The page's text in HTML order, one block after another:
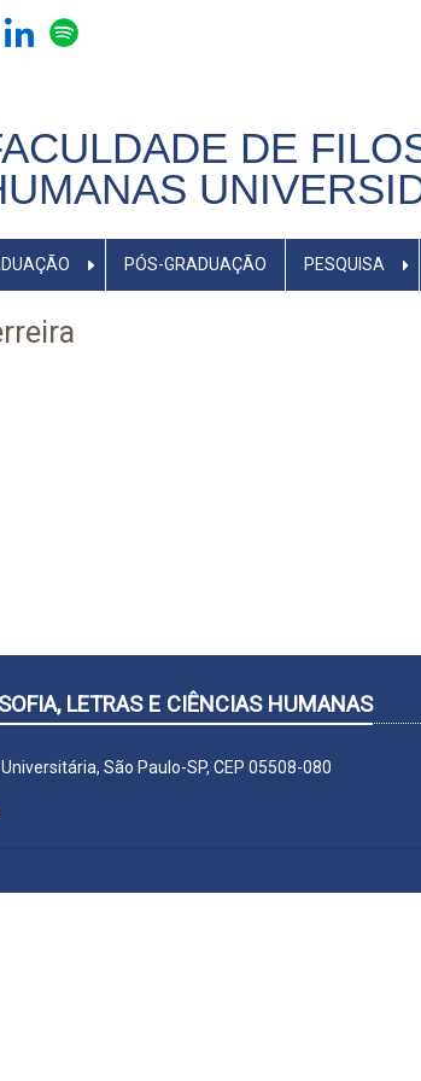
DE
PÓS-GRADUAÇÃO PESQUISA
LETRAS E CIÊNCIAS HUMANAS
São Paulo-SP, CEP 05508-080